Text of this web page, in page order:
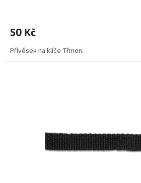
50 Kč
Přívěsek na klíče Třmen.